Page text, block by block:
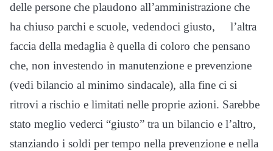
delle persone che plaudono all’amministrazione che
ha chiuso parchi e scuole, vedendoci giusto, l’altra
faccia della medaglia è quella di coloro che pensano
che, non investendo in manutenzione e prevenzione
(vedi bilancio al minimo sindacale), alla fine ci si
ritrovi a rischio e limitati nelle proprie azioni. Sarebbe
stato meglio vederci “giusto” tra un bilancio e l’altro,
stanziando i soldi per tempo nella prevenzione e nella